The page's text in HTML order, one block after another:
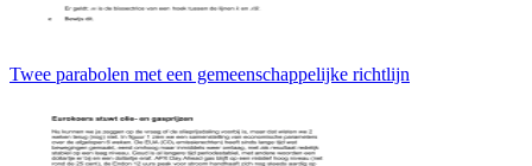
Twee parabolen met een gemeenschappelijke richtlijn